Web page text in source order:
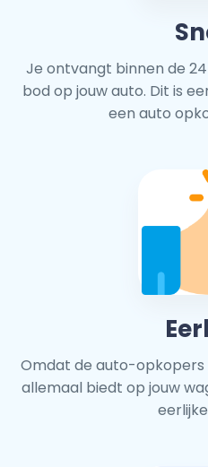
Je ontvangt binnen de
bod op jouw auto. Dit is
een auto
Omdat de auto-opkopers
allemaal biedt op jouw